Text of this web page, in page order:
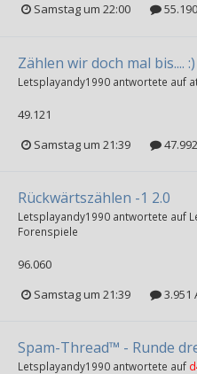
Samstag um 22:00
Zählen wir doch mal bis.... :)
Letsplayandy1990 antwortete auf
49.121
Samstag um 21:39
Rückwärtszählen -1 2.0
Letsplayandy1990 antwortete auf
Forenspiele
96.060
Samstag um 21:39
3.951
Spam-Thread™ - Runde
Letsplayandy1990 antwortete auf